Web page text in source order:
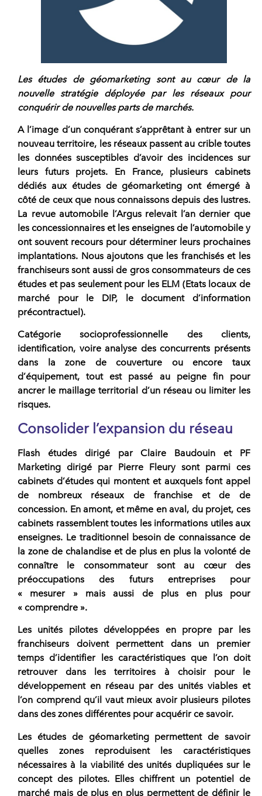
Les études de géomarketing sont au cœur de la
nouvelle stratégie déployée par les réseaux pour
conquérir de nouvelles parts de marchés.
A l’image d’un conquérant s’apprêtant à entrer sur un
nouveau territoire, les réseaux passent au crible toutes
les données susceptibles d’avoir des incidences sur
leurs futurs projets. En France, plusieurs cabinets
dédiés aux études de géomarketing ont émergé à
côté de ceux que nous connaissons depuis des lustres.
La revue automobile l’Argus relevait l’an dernier que
les concessionnaires et les enseignes de l’automobile y
ont souvent recours pour déterminer leurs prochaines
implantations. Nous ajoutons que les franchisés et les
franchiseurs sont aussi de gros consommateurs de ces
études et pas seulement pour les ELM (Etats locaux de
marché pour le DIP, le document d’information
précontractuel).
Catégorie socioprofessionnelle des clients,
identification, voire analyse des concurrents présents
dans la zone de couverture ou encore taux
d’équipement, tout est passé au peigne fin pour
ancrer le maillage territorial d’un réseau ou limiter les
risques.
Consolider l’expansion du réseau
Flash études dirigé par Claire Baudouin et PF
Marketing dirigé par Pierre Fleurysont parmi ces
cabinets d’études qui montent et auxquels font appel
de nombreux réseaux de franchise et de de
concession. En amont, et même en aval, du projet, ces
cabinets rassemblent toutes les informations utiles aux
enseignes. Le traditionnel besoin de connaissance de
la zone de chalandise et de plus en plus la volonté de
connaître le consommateur sont au cœur des
préoccupations des futurs entreprises pour
« mesurer » mais aussi de plus en plus pour
« comprendre ».
Les unités pilotesdéveloppées en propre par les
franchiseurs doivent permettent dans un premier
temps d’identifier les caractéristiques que l’on doit
retrouver dans les territoires à choisir pour le
développement en réseau par des unités viables et
l’on comprend qu’il vaut mieux avoir plusieurs pilotes
dans des zones différentes pour acquérir ce savoir.
Les études de géomarketing permettent de savoir
quelles zones reproduisent les caractéristiques
nécessaires à la viabilité des unités dupliquées sur le
concept des pilotes. Elles chiffrent un potentiel de
marché mais de plus en plus permettent de définir le